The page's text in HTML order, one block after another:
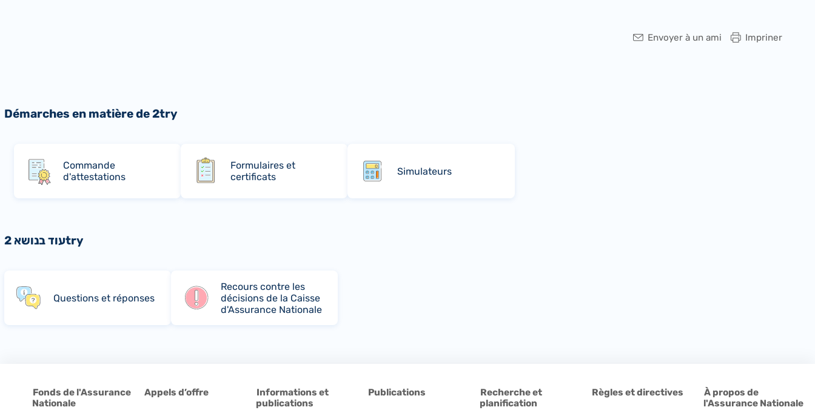
Impriner
Envoyer à un ami
Démarches en matière de 2try
Commande
d'attestations
Formulaires et
certificats
Simulateurs
עוד בנושא 2try
Questions et réponses
Recours contre les
décisions de la Caisse
d'Assurance Nationale
À propos de
l'Assurance Nationale
Règles et directives
Recherche et
planification
Publications
Informations et
publications
Appels d’offre
Fonds de l'Assurance
Nationale